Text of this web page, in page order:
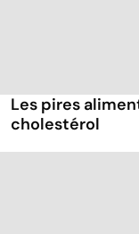
Les pires
cholestérol